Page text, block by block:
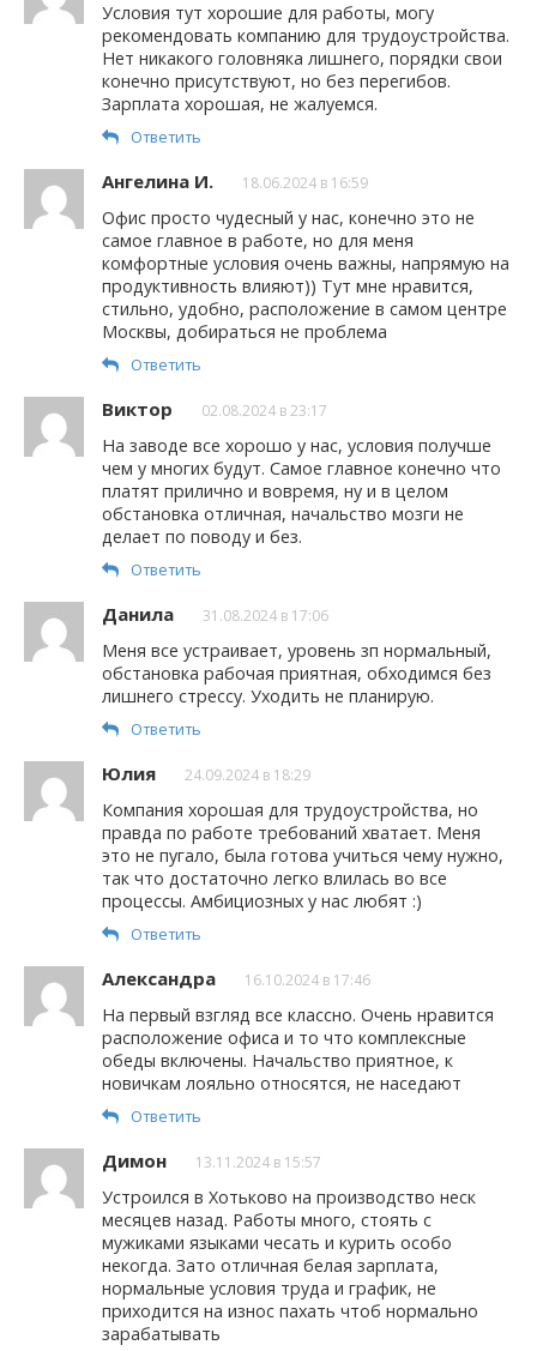
Условия тут хорошие для работы, могу
рекомендовать компанию для трудоустройства.
Нет никакого головняка лишнего, порядки свои
конечно присутствуют, но без перегибов.
Зарплата хорошая, не жалуемся.
Ответить
Ангелина И. 18.06.2024 в 16:59
Офис просто чудесный у нас, конечно это не
самое главное в работе, но для меня
комфортные условия очень важны, напрямую на
продуктивность влияют)) Тут мне нравится,
стильно, удобно, расположение в самом центре
Москвы, добираться не проблема
Ответить
Виктор 02.08.2024 в 23:17
На заводе все хорошо у нас, условия получше
чем у многих будут. Самое главное конечно что
платят прилично и вовремя, ну и в целом
обстановка отличная, начальство мозги не
делает по поводу и без.
Ответить
Данила 31.08.2024 в 17:06
Меня все устраивает, уровень зп нормальный,
обстановка рабочая приятная, обходимся без
лишнего стрессу. Уходить не планирую.
Ответить
Юлия 24.09.2024 в 18:29
Компания хорошая для трудоустройства, но
правда по работе требований хватает. Меня
это не пугало, была готова учиться чему нужно,
так что достаточно легко влилась во все
процессы. Амбициозных у нас любят :)
Ответить
Александра 16.10.2024 в 17:46
На первый взгляд все классно. Очень нравится
расположение офиса и то что комплексные
обеды включены. Начальство приятное, к
новичкам лояльно относятся, не наседают
Ответить
Димон 13.11.2024 в 15:57
Устроился в Хотьково на производство неск
месяцев назад. Работы много, стоять с
мужиками языками чесать и курить особо
некогда. Зато отличная белая зарплата,
нормальные условия труда и график, не
приходится на износ пахать чтоб нормально
зарабатывать